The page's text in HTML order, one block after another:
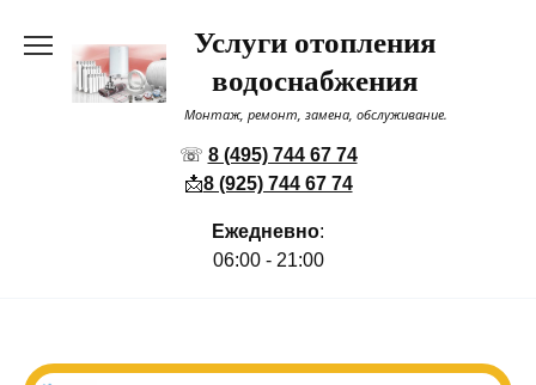
содержанию
Услуги отопления
водоснабжения
Монтаж, ремонт, замена, обслуживание.
☏ 8 (495) 744 67 74
📩8 (925) 744 67 74
Ежедневно:
06:00 - 21:00